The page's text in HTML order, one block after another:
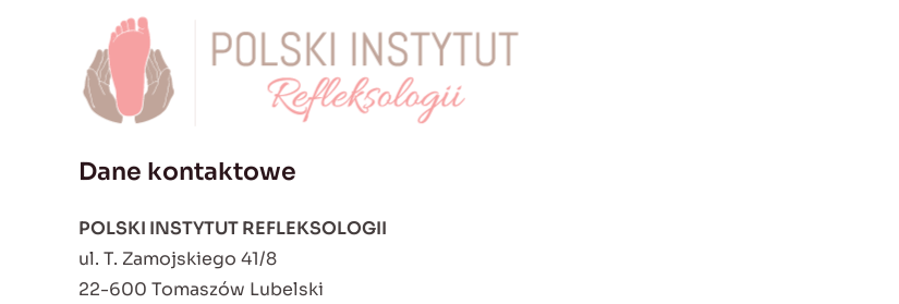
Dane kontaktowe
POLSKI INSTYTUT REFLEKSOLOGII
ul. T. Zamojskiego 41/8
22-600 Tomaszów Lubelski